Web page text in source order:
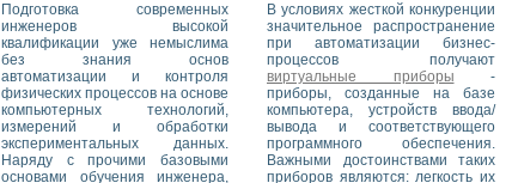
Подготовка современных
инженеров высокой
квалификации уже немыслима
без знания основ
автоматизации и контроля
физических процессов на основе
компьютерных технологий,
измерений и обработки
экспериментальных данных.
Наряду с прочими базовыми
основами обучения инженера,
В условиях жесткой конкуренции
значительное распространение
при автоматизации бизнес-
процессов получают
виртуальные приборы -
приборы, созданные на базе
компьютера, устройств ввода/
вывода и соответствующего
программного обеспечения.
Важными достоинствами таких
приборов являются: легкость их